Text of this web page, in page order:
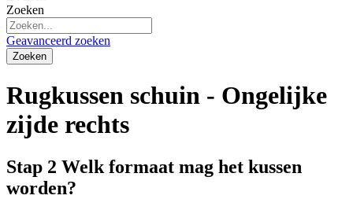
Zoeken
Geavanceerd zoeken
Zoeken
Rugkussen schuin - Ongelijke
zijde rechts
Stap 2 Welk formaat mag het kussen
worden?